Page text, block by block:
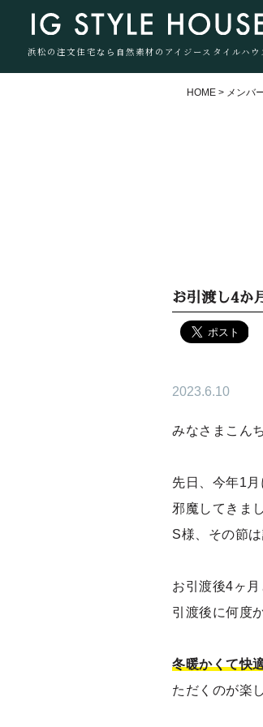
浜松の注文住宅なら自然素材のアイジースタイルハウ
HOME > メンバ
お引渡し4か
2023.6.10
みなさまこん
先日、今年1
邪魔してきま
S様、その節
お引渡後4ヶ
引渡後に何度
冬暖かくて快
ただくのが楽